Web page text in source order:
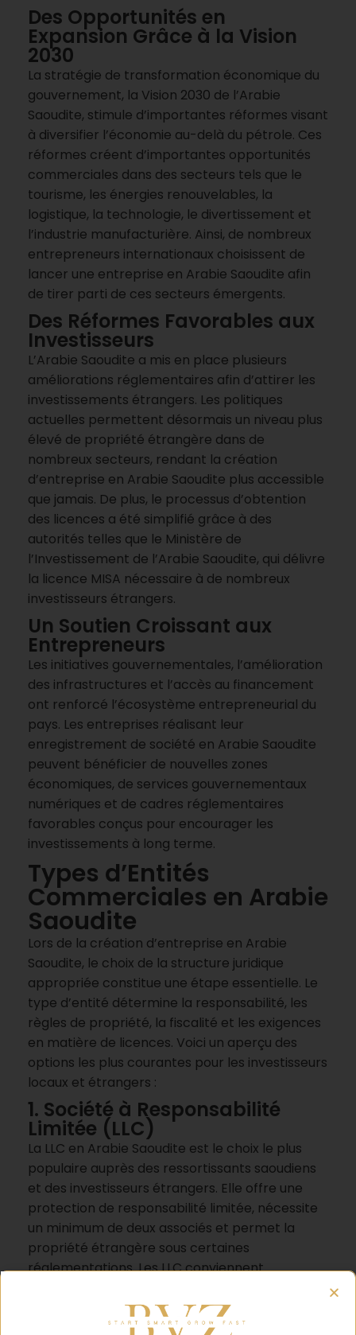
Des Opportunités en
Expansion Grâce à la Vision
2030
La stratégie de transformation économique du
gouvernement, la Vision 2030 de l’Arabie
Saoudite, stimule d’importantes réformes visant
à diversifier l’économie au-delà du pétrole. Ces
réformes créent d’importantes opportunités
commerciales dans des secteurs tels que le
tourisme, les énergies renouvelables, la
logistique, la technologie, le divertissement et
l’industrie manufacturière. Ainsi, de nombreux
entrepreneurs internationaux choisissent de
lancer une entreprise en Arabie Saoudite afin
de tirer parti de ces secteurs émergents.
Des Réformes Favorables aux
Investisseurs
L’Arabie Saoudite a mis en place plusieurs
améliorations réglementaires afin d’attirer les
investissements étrangers. Les politiques
actuelles permettent désormais un niveau plus
élevé de propriété étrangère dans de
nombreux secteurs, rendant la création
d’entreprise en Arabie Saoudite plus accessible
que jamais. De plus, le processus d’obtention
des licences a été simplifié grâce à des
autorités telles que le Ministère de
l’Investissement de l’Arabie Saoudite, qui délivre
la licence MISA nécessaire à de nombreux
investisseurs étrangers.
Un Soutien Croissant aux
Entrepreneurs
Les initiatives gouvernementales, l’amélioration
des infrastructures et l’accès au financement
ont renforcé l’écosystème entrepreneurial du
pays. Les entreprises réalisant leur
enregistrement de société en Arabie Saoudite
peuvent bénéficier de nouvelles zones
économiques, de services gouvernementaux
numériques et de cadres réglementaires
favorables conçus pour encourager les
investissements à long terme.
Types d’Entités
Commerciales en Arabie
Saoudite
Lors de la création d’entreprise en Arabie
Saoudite, le choix de la structure juridique
appropriée constitue une étape essentielle. Le
type d’entité détermine la responsabilité, les
règles de propriété, la fiscalité et les exigences
en matière de licences. Voici un aperçu des
options les plus courantes pour les investisseurs
locaux et étrangers :
1. Société à Responsabilité
Limitée (LLC)
La LLC en Arabie Saoudite est le choix le plus
populaire auprès des ressortissants saoudiens
et des investisseurs étrangers. Elle offre une
protection de responsabilité limitée, nécessite
un minimum de deux associés et permet la
propriété étrangère sous certaines
réglementations. Les LLC conviennent
entreprises et représentent souvent la
première étape pour les entrepreneurs